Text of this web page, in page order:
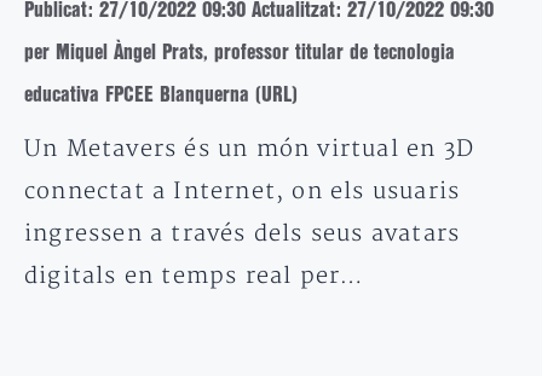
Publicat: 27/10/2022 09:30 Actualitzat: 27/10/2022 09:30
per Miquel Àngel Prats, professor titular de tecnologia
educativa FPCEE Blanquerna (URL)
Un Metavers és un món virtual en 3D
connectat a Internet, on els usuaris
ingressen a través dels seus avatars
digitals en temps real per…